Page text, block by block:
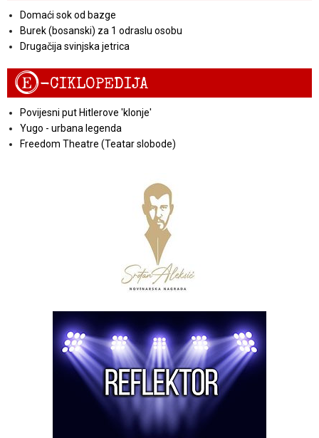
Domaći sok od bazge
Burek (bosanski) za 1 odraslu osobu
Drugačija svinjska jetrica
E-CIKLOPEDIJA
Povijesni put Hitlerove 'klonje'
Yugo - urbana legenda
Freedom Theatre (Teatar slobode)